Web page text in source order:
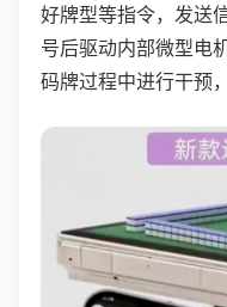
好牌型等指令，发送
号后驱动内部微型电
码牌过程中进行干预